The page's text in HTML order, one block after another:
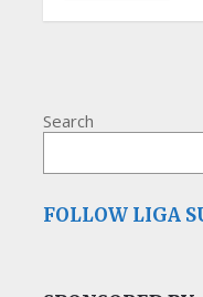
Search
FOLLOW LIGA